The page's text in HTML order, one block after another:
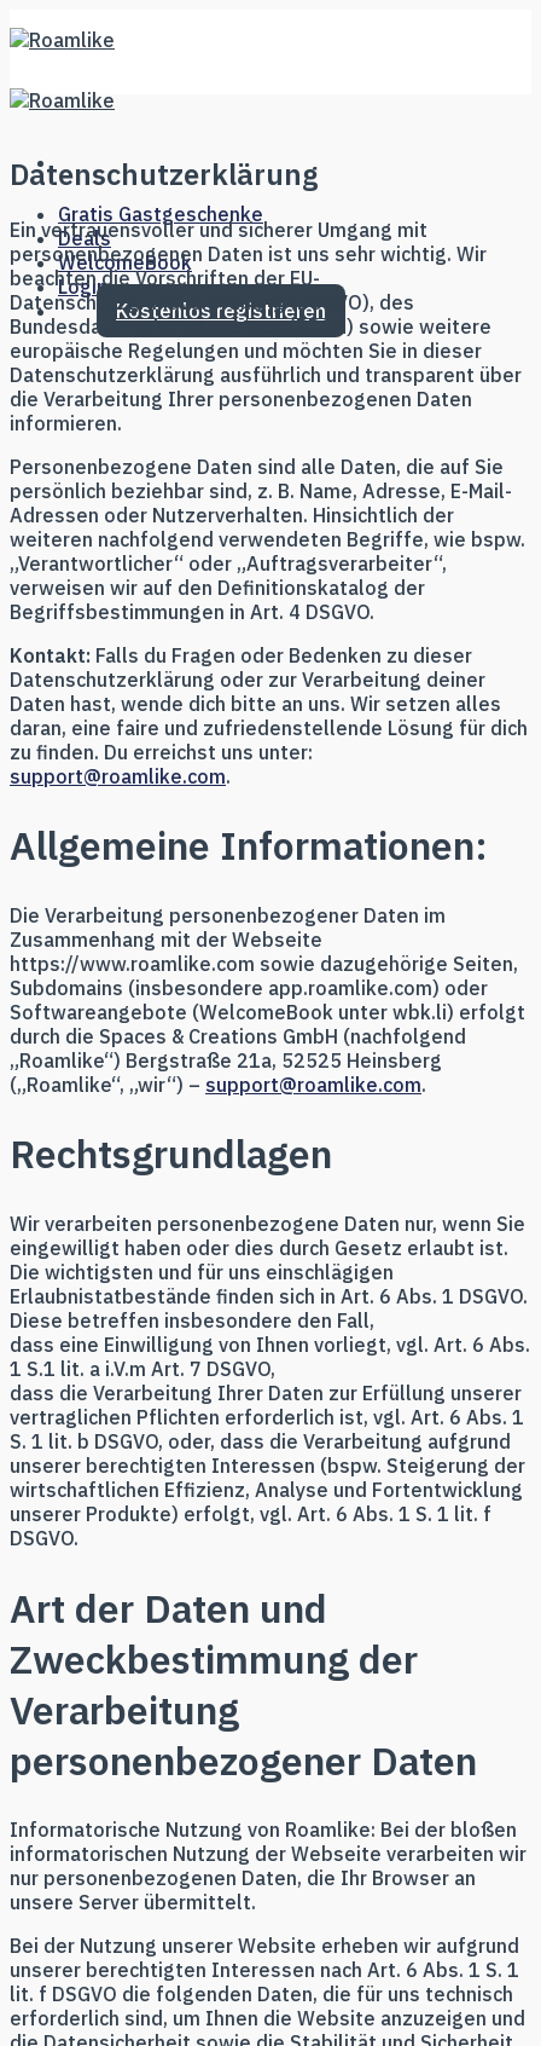
to
Gratis Gastgeschenke
Deals
WelcomeBook
Login
Kostenlos registrieren
Datenschutzerklärung
Ein vertrauensvoller und sicherer Umgang mit
personenbezogenen Daten ist uns sehr wichtig. Wir
beachten die Vorschriften der EU-
Datenschutzgrundverordnung (DSGVO), des
Bundesdatenschutzgesetzes (BDSG) sowie weitere
europäische Regelungen und möchten Sie in dieser
Datenschutzerklärung ausführlich und transparent über
die Verarbeitung Ihrer personenbezogenen Daten
informieren.
Personenbezogene Daten sind alle Daten, die auf Sie
persönlich beziehbar sind, z. B. Name, Adresse, E-Mail-
Adressen oder Nutzerverhalten. Hinsichtlich der
weiteren nachfolgend verwendeten Begriffe, wie bspw.
„Verantwortlicher“ oder „Auftragsverarbeiter“,
verweisen wir auf den Definitionskatalog der
Begriffsbestimmungen in Art. 4 DSGVO.
Kontakt: Falls du Fragen oder Bedenken zu dieser
Datenschutzerklärung oder zur Verarbeitung deiner
Daten hast, wende dich bitte an uns. Wir setzen alles
daran, eine faire und zufriedenstellende Lösung für dich
zu finden. Du erreichst uns unter:
support@roamlike.com.
Allgemeine Informationen:
Die Verarbeitung personenbezogener Daten im
Zusammenhang mit der Webseite
https://www.roamlike.com sowie dazugehörige Seiten,
Subdomains (insbesondere app.roamlike.com) oder
Softwareangebote (WelcomeBook unter wbk.li) erfolgt
durch die Spaces & Creations GmbH (nachfolgend
„Roamlike“) Bergstraße 21a, 52525 Heinsberg
(„Roamlike“, „wir“) – support@roamlike.com.
Rechtsgrundlagen
Wir verarbeiten personenbezogene Daten nur, wenn Sie
eingewilligt haben oder dies durch Gesetz erlaubt ist.
Die wichtigsten und für uns einschlägigen
Erlaubnistatbestände finden sich in Art. 6 Abs. 1 DSGVO.
Diese betreffen insbesondere den Fall,
dass eine Einwilligung von Ihnen vorliegt, vgl. Art. 6 Abs.
1 S.1 lit. a i.V.m Art. 7 DSGVO,
dass die Verarbeitung Ihrer Daten zur Erfüllung unserer
vertraglichen Pflichten erforderlich ist, vgl. Art. 6 Abs. 1
S. 1 lit. b DSGVO, oder, dass die Verarbeitung aufgrund
unserer berechtigten Interessen (bspw. Steigerung der
wirtschaftlichen Effizienz, Analyse und Fortentwicklung
unserer Produkte) erfolgt, vgl. Art. 6 Abs. 1 S. 1 lit. f
DSGVO.
Art der Daten und
Zweckbestimmung der
Verarbeitung
personenbezogener Daten
Informatorische Nutzung von Roamlike: Bei der bloßen
informatorischen Nutzung der Webseite verarbeiten wir
nur personenbezogenen Daten, die Ihr Browser an
unsere Server übermittelt.
Bei der Nutzung unserer Website erheben wir aufgrund
unserer berechtigten Interessen nach Art. 6 Abs. 1 S. 1
lit. f DSGVO die folgenden Daten, die für uns technisch
erforderlich sind, um Ihnen die Website anzuzeigen und